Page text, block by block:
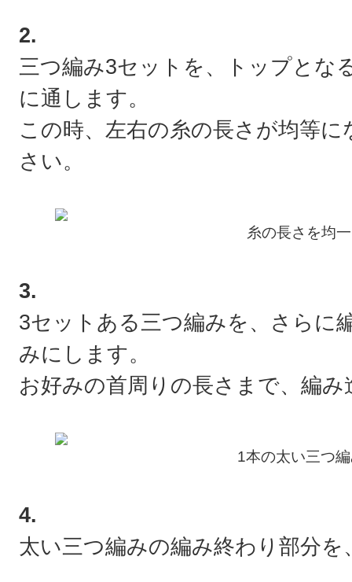
2.
三つ編み3セットを、トップとな
に通します。
この時、左右の糸の長さが均等
さい。
糸の長さを均
3.
3セットある三つ編みを、さらに
みにします。
お好みの首周りの長さまで、編
1本の太い三つ
4.
太い三つ編みの編み終わり部分